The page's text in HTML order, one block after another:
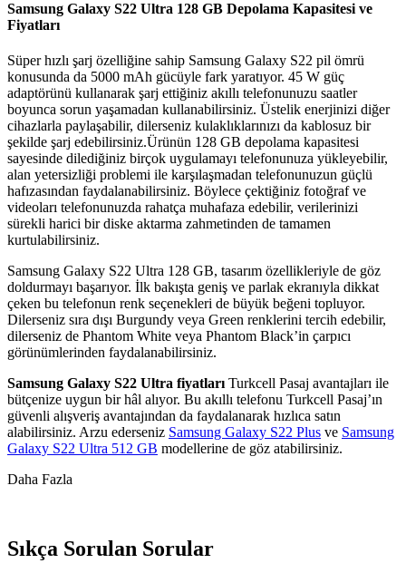
Samsung Galaxy S22 Ultra 128 GB Depolama Kapasitesi ve
Fiyatları
Süper hızlı şarj özelliğine sahip Samsung Galaxy S22 pil ömrü
konusunda da 5000 mAh gücüyle fark yaratıyor. 45 W güç
adaptörünü kullanarak şarj ettiğiniz akıllı telefonunuzu saa​​tler
boyunca sorun yaşamadan kullanabilirsiniz. Üstelik enerjinizi diğer
cihazlarla paylaşabilir, dilerseniz kulaklıklarınızı da kablosuz bir
şekilde şarj edebilirsiniz.Ürünün 128 GB depolama kapasitesi
sayesinde dilediğiniz birçok uygulamayı telefonunuza yükleyebilir,
alan yetersizliği problemi ile karşılaşmadan telefonunuzun güçlü
hafızasından faydalanabilirsiniz. Böylece çektiğiniz fotoğraf ve
videoları telefonunuzda rahatça muhafaza edebilir, verilerinizi
sürekli harici bir diske aktarma zahmetinden de tamamen
kurtulabilirsiniz.
Samsung Galaxy S22 Ultra 128 GB, tasarım özellikleriyle de göz
doldurmayı başarıyor. İlk bakışta geniş ve parlak ekranıyla dikkat
çeken bu telefonun renk seçenekleri de büyük beğeni topluyor.
Dilerseniz sıra dışı Burgundy veya Green renklerini tercih edebilir,
dilerseniz de Phantom White veya Phantom Black’in çarpıcı
görünümlerinden faydalanabilirsiniz.
Samsung Galaxy S22 Ultra fiyatları Turkcell Pasaj avantajları ile
bütçenize uygun bir hâl alıyor. Bu akıllı telefonu Turkcell Pasaj’ın
güvenli alışveriş avantajından da faydalanarak hızlıca satın
alabilirsiniz. Arzu ederseniz Samsung Galaxy S22 Plus ve Samsung
Galaxy S22 Ultra 512 GB modellerine de göz atabilirsiniz.
Daha Fazla
Sıkça Sorulan Sorular